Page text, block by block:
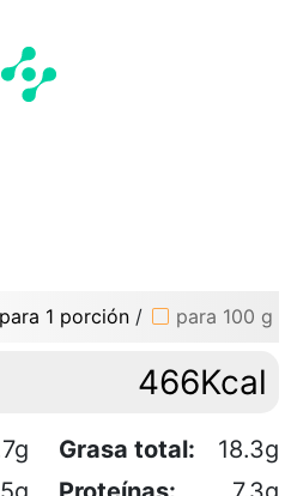
para 1 porción / para 100 g
466Kcal
Grasa total:
18.3g